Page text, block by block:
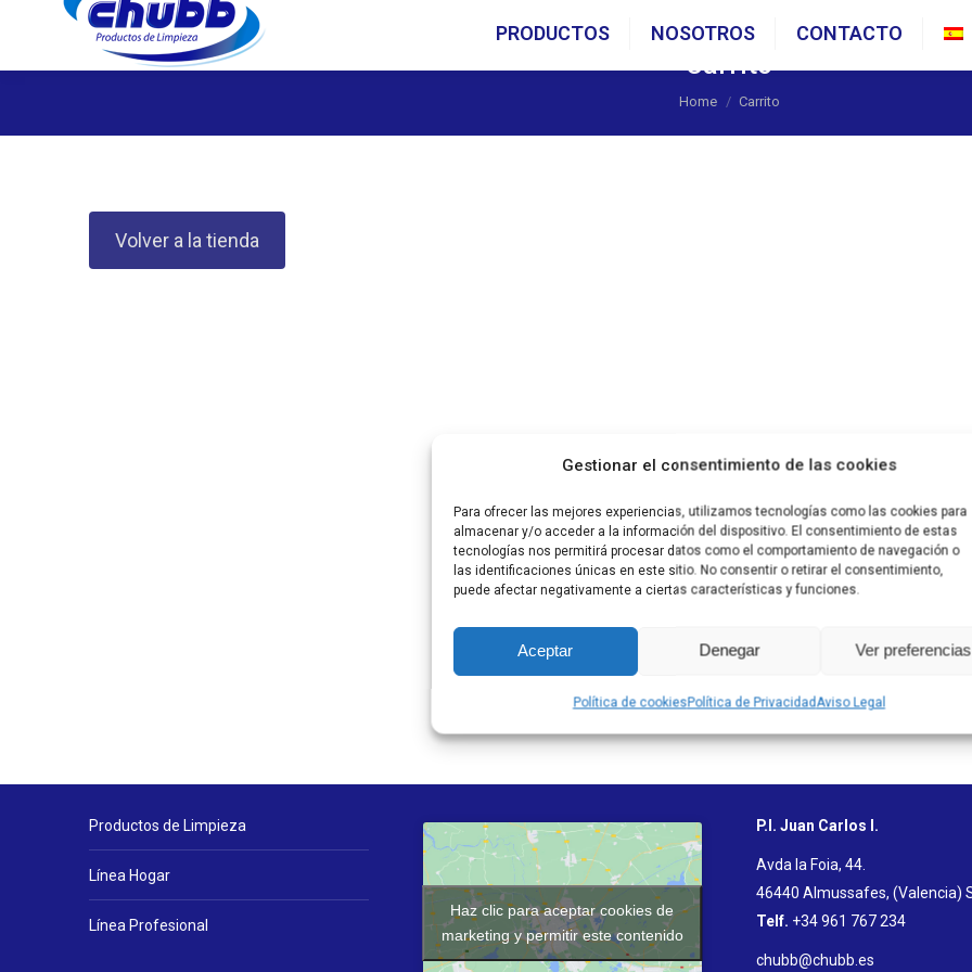
Gestionar el consentimiento de las cookies
Para ofrecer las mejores experiencias, utilizamos tecnologías como las cookies para
almacenar y/o acceder a la información del dispositivo. El consentimiento de estas
tecnologías nos permitirá procesar datos como el comportamiento de navegación o
las identificaciones únicas en este sitio. No consentir o retirar el consentimiento,
puede afectar negativamente a ciertas características y funciones.
Aceptar Denegar Ver preferencias
Política de cookiesPolítica de PrivacidadAviso Legal
PRODUCTOS NOSOTROS CONTACTO
Carrito
You are here:
Home Carrito
Volver a la tienda
Productos de Limpieza
Línea Hogar
Línea Profesional
Haz clic para aceptar cookies de
marketing y permitir este contenido
P.I. Juan Carlos I.
Avda la Foia, 44.
46440 Almussafes, (Valencia)
Telf. +34 961 767 234
chubb@chubb.es